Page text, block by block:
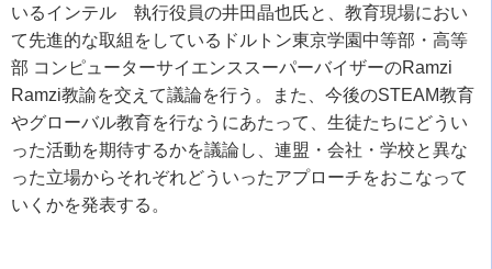
いるインテル 執行役員の井田晶也氏と、教育現場におい
て先進的な取組をしているドルトン東京学園中等部・高等
部 コンピューターサイエンススーパーバイザーのRamzi
Ramzi教諭を交えて議論を行う。また、今後のSTEAM教育
やグローバル教育を行なうにあたって、生徒たちにどうい
った活動を期待するかを議論し、連盟・会社・学校と異な
った立場からそれぞれどういったアプローチをおこなって
いくかを発表する。